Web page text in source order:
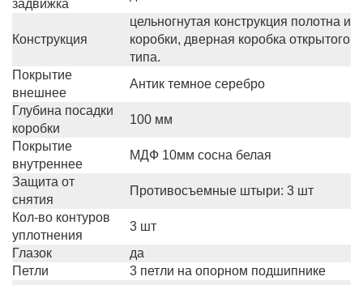
задвижка
Конструкция
цельногнутая конструкция полотна и
коробки, дверная коробка открытого
типа.
Покрытие
внешнее
Антик темное серебро
Глубина посадки
коробки
100 мм
Покрытие
внутреннее
МДФ 10мм сосна белая
Защита от
снятия
Противосъемные штыри: 3 шт
Кол-во контуров
уплотнения
3 шт
Глазок
да
Петли
3 петли на опорном подшипнике